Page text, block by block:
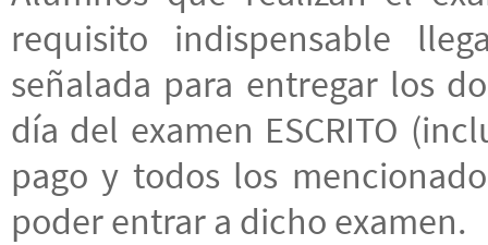
requisito indispensable
señalada para entregar los
día del examen ESCRITO
pago y todos los
poder entrar a dicho examen.